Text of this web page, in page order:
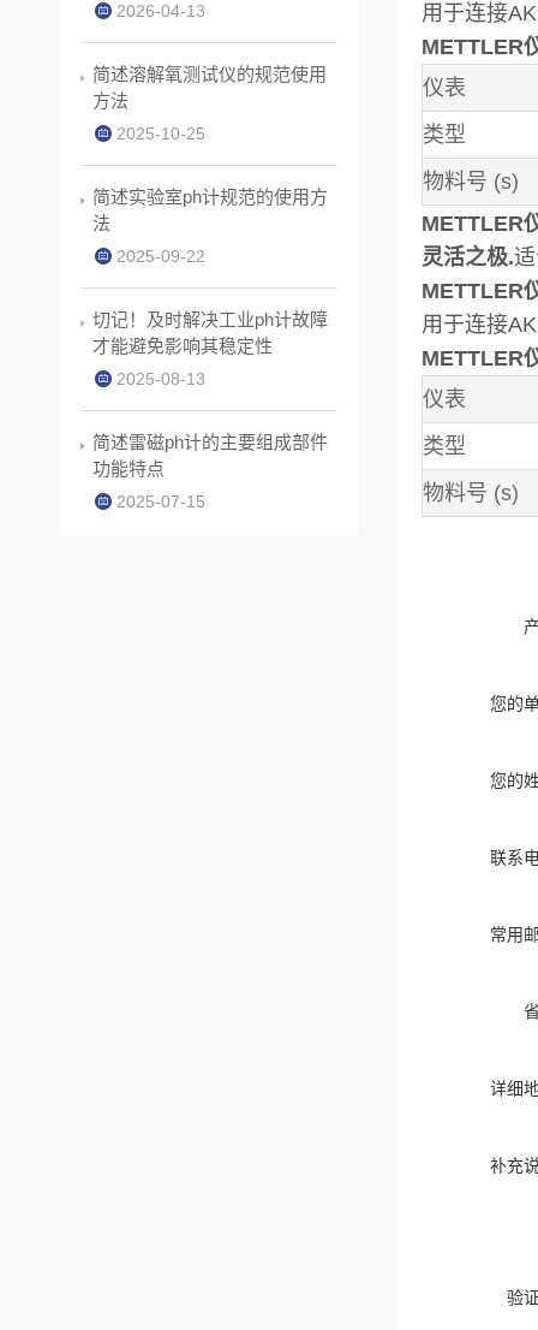
用于连接
METTLER
仪表
类型
物料号 (s)
METTLER
灵活之极.
METTLER
用于连接
METTLER
仪表
类型
物料号 (s)
您的
您的
联系
常用
详细
补充
验
2026-04-13
简述溶解氧测试仪的规范使用
方法
2025-10-25
简述实验室ph计规范的使用方
法
2025-09-22
切记！及时解决工业ph计故障
才能避免影响其稳定性
2025-08-13
简述雷磁ph计的主要组成部件
功能特点
2025-07-15